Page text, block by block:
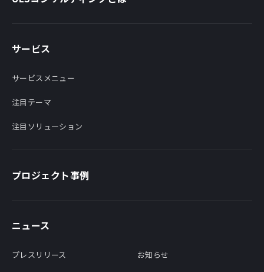
サービス
サービスメニュー
注目テーマ
注目ソリューション
プロジェクト事例
ニュース
プレスリリース お知らせ